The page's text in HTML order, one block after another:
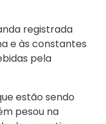
registrada
e às constantes
pela
estão sendo
pesou na